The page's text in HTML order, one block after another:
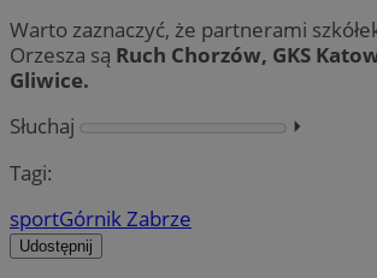
Warto zaznaczyć, że partnerami
Orzesza są Ruch Chorzów, GKS
Gliwice.
Słuchaj
⏵︎
Tagi:
sportGórnik Zabrze
Udostępnij